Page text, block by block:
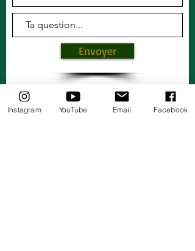
Envoyer
EMAIL :lbisolidarity@gmail.com
Instagram YouTube Email Facebook